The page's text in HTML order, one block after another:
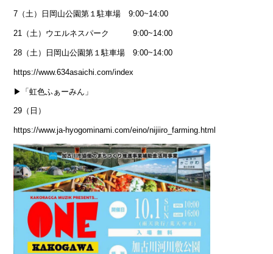
7（土）日岡山公園第１駐車場 9:00~14:00
21（土）ウエルネスパーク 9:00~14:00
28（土）日岡山公園第１駐車場 9:00~14:00
https://www.634asaichi.com/index
▶「虹色ふぁーみん」
29（日）
https://www.ja-hyogominami.com/eino/nijiiro_farming.html